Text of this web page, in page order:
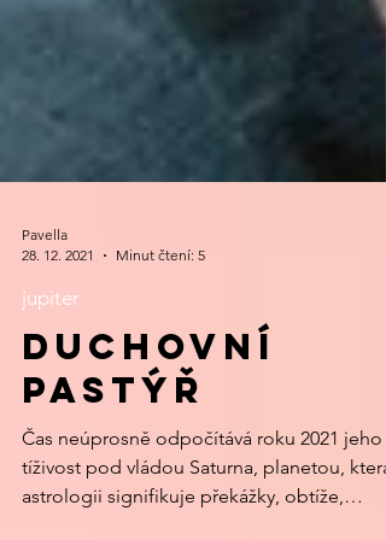
Pavella
28. 12. 2021
Minut čtení: 5
jupiter
Duchovní
pastýř
Čas neúprosně odpočítává roku 2021 jeho